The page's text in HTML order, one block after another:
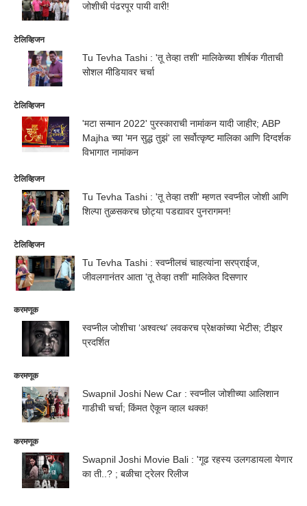
जोशीची पंढरपूर पायी वारी!
टेलिव्हिजन
Tu Tevha Tashi : 'तू तेव्हा तशी' मालिकेच्या शीर्षक गीताची
सोशल मीडियावर चर्चा
टेलिव्हिजन
'मटा सन्मान 2022' पुरस्काराची नामांकन यादी जाहीर; ABP
Majha च्या 'मन सुद्ध तुझं' ला सर्वोत्कृष्ट मालिका आणि दिग्दर्शक
विभागात नामांकन
टेलिव्हिजन
Tu Tevha Tashi : 'तू तेव्हा तशी' म्हणत स्वप्नील जोशी आणि
शिल्पा तुळसकरच छोट्या पडद्यावर पुनरागमन!
टेलिव्हिजन
Tu Tevha Tashi : स्वप्नीलचं चाहत्यांना सरप्राईज,
जीवलगानंतर आता 'तू तेव्हा तशी' मालिकेत दिसणार
करमणूक
स्वप्नील जोशीचा ‘अश्वत्थ’ लवकरच प्रेक्षकांच्या भेटीस; टीझर
प्रदर्शित
करमणूक
Swapnil Joshi New Car : स्वप्नील जोशीच्या आलिशान
गाडीची चर्चा; किंमत ऐकून व्हाल थक्क!
करमणूक
Swapnil Joshi Movie Bali : 'गूढ रहस्य उलगडायला येणार
का ती..? ; बळीचा ट्रेलर रिलीज